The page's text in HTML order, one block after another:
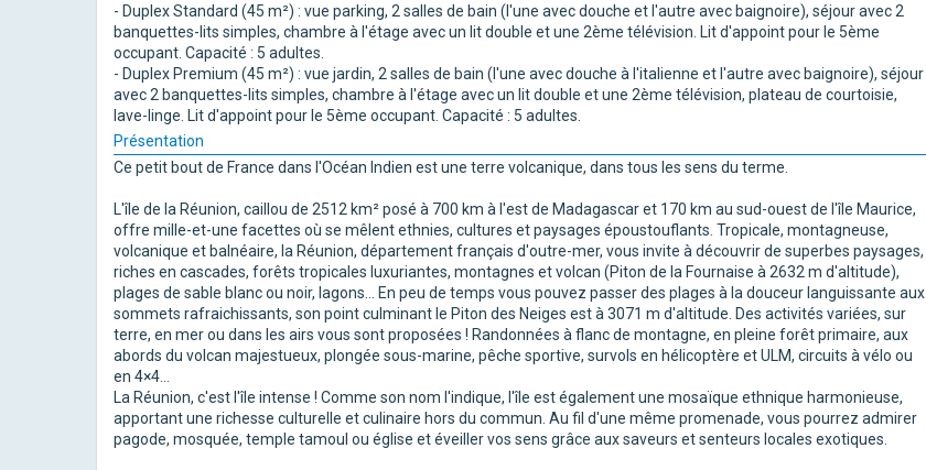
- Duplex Standard (45 m²) : vue parking, 2 salles de bain (l'une avec douche et l'autre avec baignoire), séjour avec 2
banquettes-lits simples, chambre à l'étage avec un lit double et une 2ème télévision. Lit d'appoint pour le 5ème
occupant. Capacité : 5 adultes.
- Duplex Premium (45 m²) : vue jardin, 2 salles de bain (l'une avec douche à l'italienne et l'autre avec baignoire), séjour
avec 2 banquettes-lits simples, chambre à l'étage avec un lit double et une 2ème télévision, plateau de courtoisie,
lave-linge. Lit d'appoint pour le 5ème occupant. Capacité : 5 adultes.
Présentation
Ce petit bout de France dans l'Océan Indien est une terre volcanique, dans tous les sens du terme.
L'île de la Réunion, caillou de 2512 km² posé à 700 km à l'est de Madagascar et 170 km au sud-ouest de l'île Maurice,
offre mille-et-une facettes où se mêlent ethnies, cultures et paysages époustouflants. Tropicale, montagneuse,
volcanique et balnéaire, la Réunion, département français d'outre-mer, vous invite à découvrir de superbes paysages,
riches en cascades, forêts tropicales luxuriantes, montagnes et volcan (Piton de la Fournaise à 2632 m d'altitude),
plages de sable blanc ou noir, lagons... En peu de temps vous pouvez passer des plages à la douceur languissante aux
sommets rafraichissants, son point culminant le Piton des Neiges est à 3071 m d'altitude. Des activités variées, sur
terre, en mer ou dans les airs vous sont proposées ! Randonnées à flanc de montagne, en pleine forêt primaire, aux
abords du volcan majestueux, plongée sous-marine, pêche sportive, survols en hélicoptère et ULM, circuits à vélo ou
en 4×4...
La Réunion, c'est l'île intense ! Comme son nom l'indique, l'île est également une mosaïque ethnique harmonieuse,
apportant une richesse culturelle et culinaire hors du commun. Au fil d'une même promenade, vous pourrez admirer
pagode, mosquée, temple tamoul ou église et éveiller vos sens grâce aux saveurs et senteurs locales exotiques.